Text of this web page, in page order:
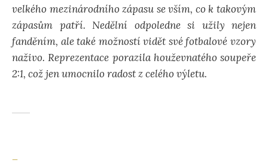
velkého mezinárodního zápasu se vším, co k takovým
zápasům patří. Nedělní odpoledne si užily nejen
fanděním, ale také možností vidět své fotbalové vzory
naživo. Reprezentace porazila houževnatého soupeře
2:1, což jen umocnilo radost z celého výletu.